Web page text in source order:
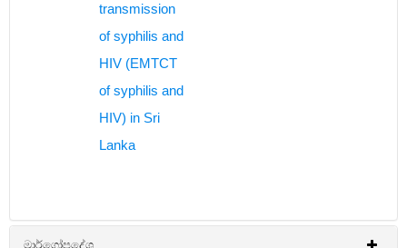
transmission
of syphilis and
HIV (EMTCT
of syphilis and
HIV) in Sri
Lanka
මාර්ගෝපදේශ